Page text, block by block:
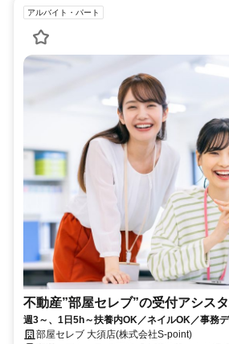
アルバイト・パート
不動産”部屋セレブ”の受付アシス
週3～、1日5h～扶養内OK／ネイルOK／事務デ
部屋セレブ 大須店(株式会社S-point)